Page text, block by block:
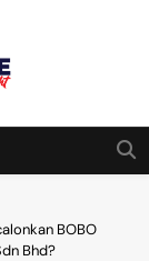
BOBO
Bhd?